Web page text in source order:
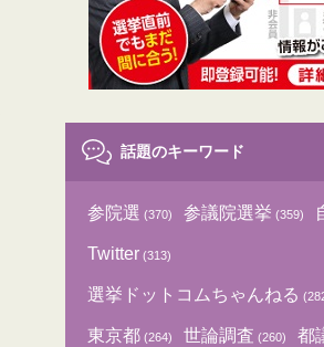
話題のキーワード
参院選 (370) 参議院選挙 (359)
Twitter (313)
選挙ドットコムちゃんねる
東京都 (264) 世論調査 (260) 都